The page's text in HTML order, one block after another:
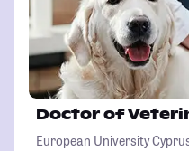
Doctor of
European University